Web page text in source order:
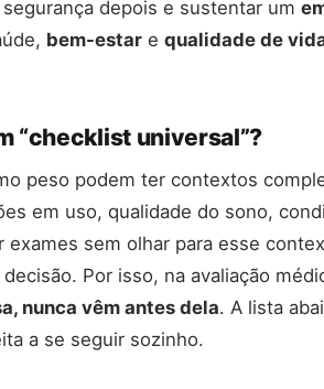
depois e sustentar um
bem-estar e qualidade de
“checklist universal”?
peso podem ter contextos
em uso, qualidade do sono,
sem olhar para esse
Por isso, na avaliação
nunca vêm antes dela. A lista
a se seguir sozinho.